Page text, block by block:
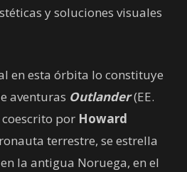
y soluciones visuales
en esta órbita lo constituye
aventuras Outlander(EE.
por Howard
terrestre, se estrella
la antigua Noruega, en el